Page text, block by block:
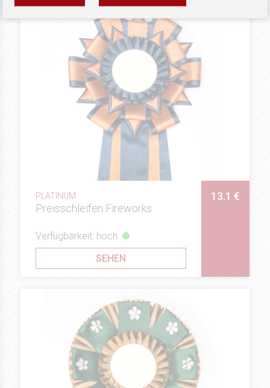
PLATINUM
Preisschleifen Fireworks
13.1 €
Verfügbarkeit: hoch
SEHEN